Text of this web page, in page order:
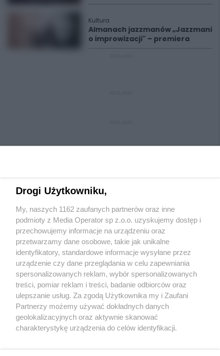
Kultura
Almanach jazzmanów „Jazzmani
o improwizacji" – premiera
Wydawca mediówlokalnych
Nie zapomnij
zapoznać się z:
polityką prywatności
Twojemiasto
Piekary Śląskie
Chorzów
Tarnowskie Góry
Skontakuj sięz nami
Kontakt
Redakcja
Newsletter
Drogi Użytkowniku,
My, naszych 1162 zaufanych partnerów oraz inne
podmioty z Media Operator sp z.o.o. uzyskujemy dostęp i
przechowujemy informacje na urządzeniu oraz
przetwarzamy dane osobowe, takie jak unikalne
identyfikatory, standardowe informacje wysyłane przez
urządzenie czy dane przeglądania w celu zapewniania
spersonalizowanych reklam, wybór spersonalizowanych
treści, pomiar reklam i treści, badanie odbiorców oraz
ulepszanie usług. Za zgodą Użytkownika my i Zaufani
Partnerzy możemy używać dokładnych danych
geolokalizacyjnych oraz aktywnie skanować
charakterystykę urządzenia do celów identyfikacji.